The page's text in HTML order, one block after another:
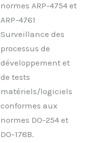
normes ARP-4754 et
ARP-4761
Surveillance des
processus de
développement et
de tests
matériels/logiciels
conformes aux
normes DO-254 et
DO-178B.